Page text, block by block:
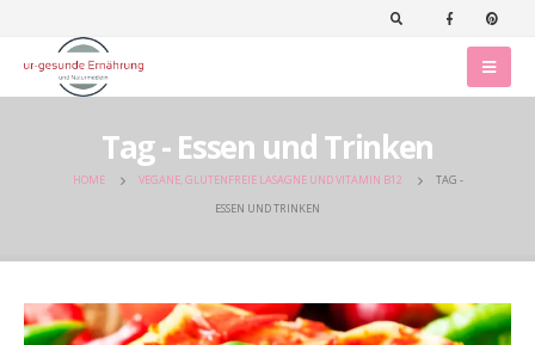
Tag - Essen und Trinken
HOME VEGANE, GLUTENFREIE LASAGNE UND VITAMIN B12
TAG -
ESSEN UND TRINKEN